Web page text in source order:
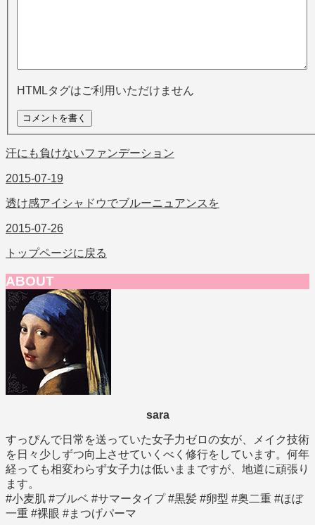
HTMLタグはご利用いただけません
汗にも負けないファンデーション
2015-07-19
透け感アイシャドウでブルーニュアンスを
2015-07-26
トップページに戻る
ABOUT
sara
すっぴんで日常を送っていた女子力ゼロの女が、メイク技術
を日々少しずつ向上させていくべく修行をしています。何年
経っても相変わらず女子力は低いままですが、地道に頑張り
ます。
#小麦肌 #ブルベ #サマータイプ #黒髪 #卵型 #奥二重 #ほぼ
一重 #裸眼 #まつげパーマ